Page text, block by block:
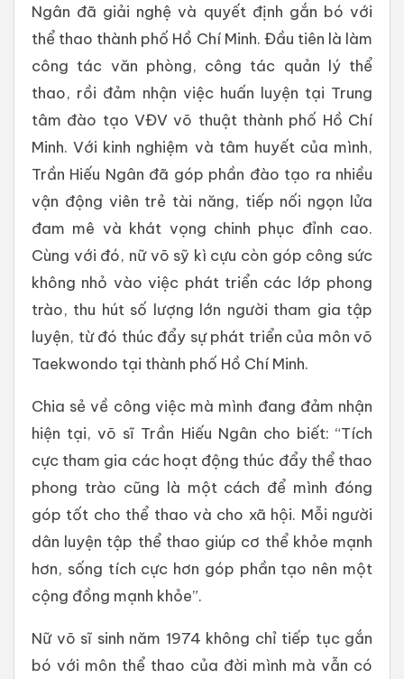
Ngân đã giải nghệ và quyết định gắn bó với
thể thao thành phố Hồ Chí Minh. Đầu tiên là làm
công tác văn phòng, công tác quản lý thể
thao, rồi đảm nhận việc huấn luyện tại Trung
tâm đào tạo VĐV võ thuật thành phố Hồ Chí
Minh. Với kinh nghiệm và tâm huyết của mình,
Trần Hiếu Ngân đã góp phần đào tạo ra nhiều
vận động viên trẻ tài năng, tiếp nối ngọn lửa
đam mê và khát vọng chinh phục đỉnh cao.
Cùng với đó, nữ võ sỹ kì cựu còn góp công sức
không nhỏ vào việc phát triển các lớp phong
trào, thu hút số lượng lớn người tham gia tập
luyện, từ đó thúc đẩy sự phát triển của môn võ
Taekwondo tại thành phố Hồ Chí Minh.
Chia sẻ về công việc mà mình đang đảm nhận
hiện tại, võ sĩ Trần Hiếu Ngân cho biết: “Tích
cực tham gia các hoạt động thúc đẩy thể thao
phong trào cũng là một cách để mình đóng
góp tốt cho thể thao và cho xã hội. Mỗi người
dân luyện tập thể thao giúp cơ thể khỏe mạnh
hơn, sống tích cực hơn góp phần tạo nên một
cộng đồng mạnh khỏe”.
Nữ võ sĩ sinh năm 1974 không chỉ tiếp tục gắn
bó với môn thể thao của đời mình mà vẫn có